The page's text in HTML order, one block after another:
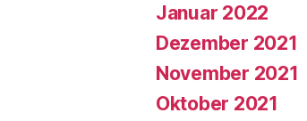
Januar 2022
Dezember 2021
November 2021
Oktober 2021